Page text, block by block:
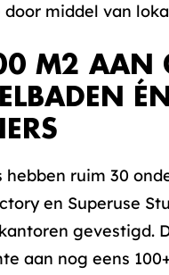
middel van
M2 AAN
ruim 30
en Superuse
gevestigd.
aan nog eens